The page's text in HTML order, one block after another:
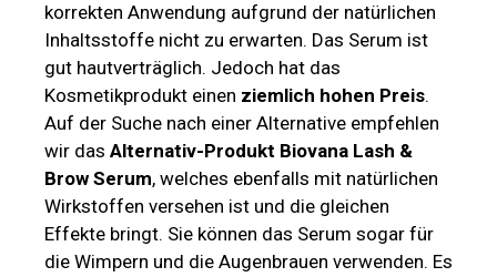
korrekten Anwendung aufgrund der natürlichen
Inhaltsstoffe nicht zu erwarten. Das Serum ist
gut hautverträglich. Jedoch hat das
Kosmetikprodukt einen ziemlich hohen Preis.
Auf der Suche nach einer Alternative empfehlen
wir das Alternativ-Produkt Biovana Lash &
Brow Serum, welches ebenfalls mit natürlichen
Wirkstoffen versehen ist und die gleichen
Effekte bringt. Sie können das Serum sogar für
die Wimpern und die Augenbrauen verwenden. Es